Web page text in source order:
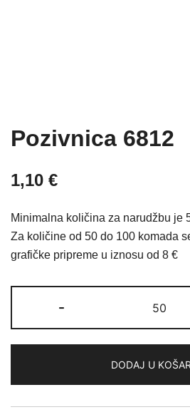
Pozivnica 6812
1,10 €
Minimalna količina za narudžbu je
Za količine od 50 do 100 komada
grafičke pripreme u iznosu od 8 €
-
6812
DODAJ U